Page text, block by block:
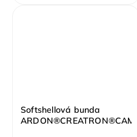
Softshellová bunda
ARDON®CREATRON®CAMO